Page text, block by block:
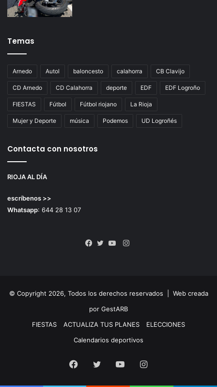
Temas
Arnedo Autol baloncesto calahorra CB Clavijo
CD Arnedo CD Calahorra deporte EDF EDF Logroño
FIESTAS Fútbol Fútbol riojano La Rioja
Mujer y Deporte música Podemos UD Logroñés
Contacta con nosotros
RIOJA AL DÍA
escríbenos >>
Whatsapp: 644 28 13 07
Instagram
© Copyright 2026, Todos los derechos reservados | Web creada
por GestARB
FIESTAS
ACTUALIZA TUS PLANES
ELECCIONES
Calendarios deportivos
Facebook
Twitter YouTubeInstagram